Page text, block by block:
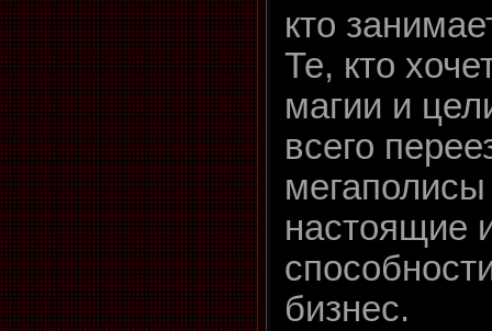
кто
Те, кто
магии и
всего
настоящие
бизнес.